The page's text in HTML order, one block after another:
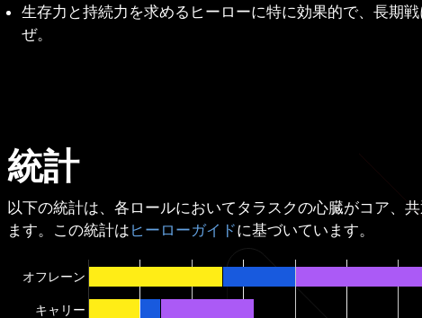
生存力と持続力を求めるヒーローに特に効果的で、長期
ぜ。
統計
以下の統計は、各ロールにおいてタラスクの心臓がコア、
ます。この統計は ヒーローガイドに基づいています。
オフレーン
キャリー